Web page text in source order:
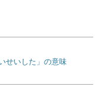
せいした」の意味